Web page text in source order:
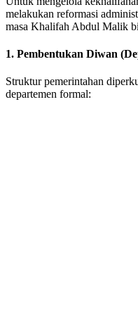
melakukan reformasi
masa Khalifah Abdul Malik
1. Pembentukan Diwan
Struktur pemerintahan
departemen formal: